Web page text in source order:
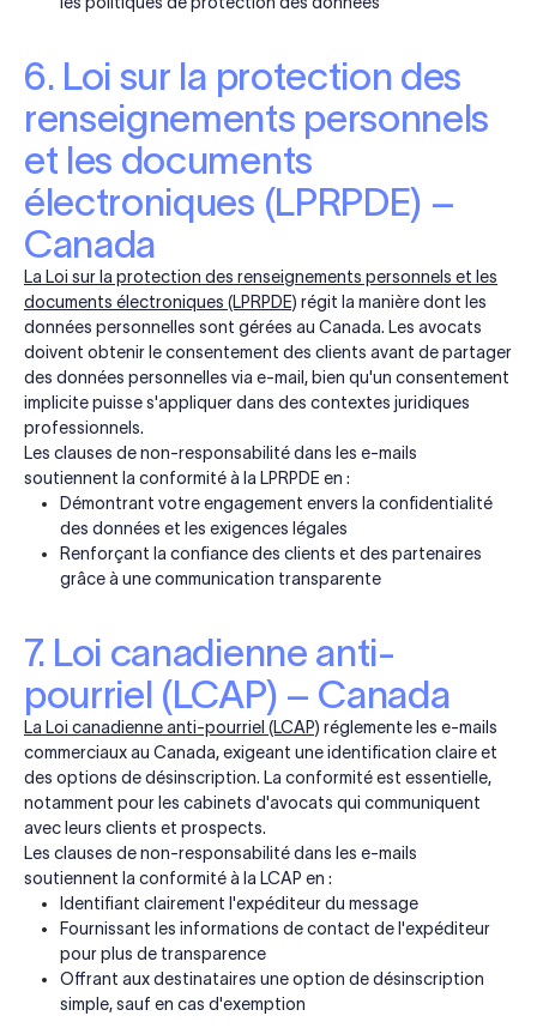
6. Loi sur la protection des
renseignements personnels
et les documents
électroniques (LPRPDE) –
Canada
La Loi sur la protection des renseignements personnels et les
documents électroniques (LPRPDE) régit la manière dont les
données personnelles sont gérées au Canada. Les avocats
doivent obtenir le consentement des clients avant de partager
des données personnelles via e-mail, bien qu'un consentement
implicite puisse s'appliquer dans des contextes juridiques
professionnels.
Les clauses de non-responsabilité dans les e-mails
soutiennent la conformité à la LPRPDE en :
Démontrant votre engagement envers la confidentialité
des données et les exigences légales
Renforçant la confiance des clients et des partenaires
grâce à une communication transparente
7. Loi canadienne anti-
pourriel (LCAP) – Canada
La Loi canadienne anti-pourriel (LCAP) réglemente les e-mails
commerciaux au Canada, exigeant une identification claire et
des options de désinscription. La conformité est essentielle,
notamment pour les cabinets d'avocats qui communiquent
avec leurs clients et prospects.
Les clauses de non-responsabilité dans les e-mails
soutiennent la conformité à la LCAP en :
Identifiant clairement l'expéditeur du message
Fournissant les informations de contact de l'expéditeur
pour plus de transparence
Offrant aux destinataires une option de désinscription
simple, sauf en cas d'exemption